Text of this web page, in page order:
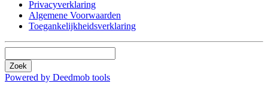
Privacyverklaring
Algemene Voorwaarden
Toegankelijkheidsverklaring
Zoek
Powered by Deedmob tools